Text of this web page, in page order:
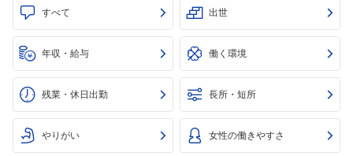
すべて 出世
年収・給与 働く環境
残業・休日出勤 長所・短所
やりがい 女性の働きやすさ